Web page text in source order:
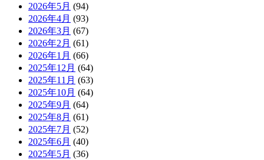
2026年5月 (94)
2026年4月 (93)
2026年3月 (67)
2026年2月 (61)
2026年1月 (66)
2025年12月 (64)
2025年11月 (63)
2025年10月 (64)
2025年9月 (64)
2025年8月 (61)
2025年7月 (52)
2025年6月 (40)
2025年5月 (36)